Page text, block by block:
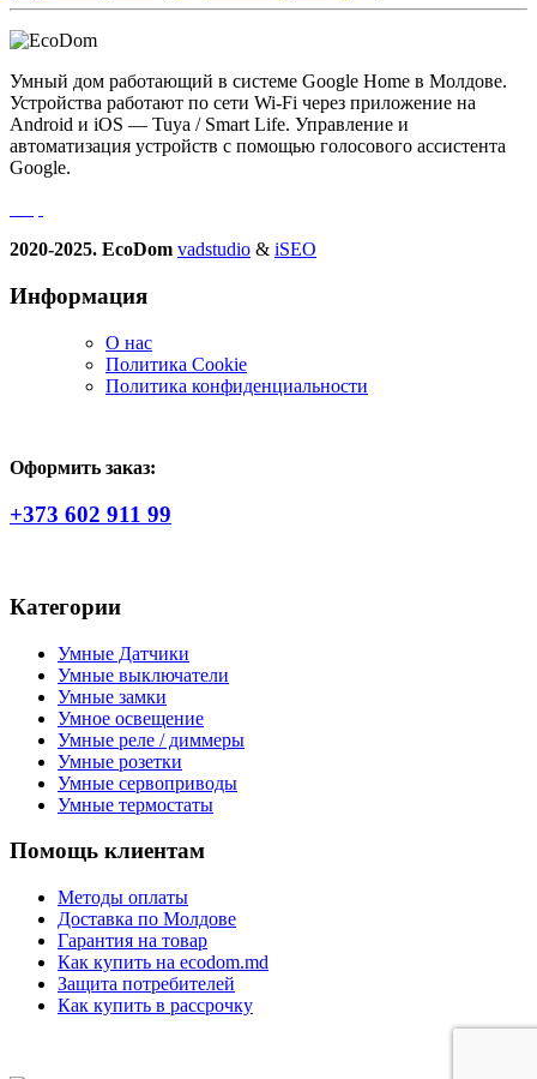
Умный дом работающий в системе Google Home в Молдове.
Устройства работают по сети Wi-Fi через приложение на
Android и iOS — Tuya / Smart Life. Управление и
автоматизация устройств с помощью голосового ассистента
Google.
2020-2025. EcoDom vadstudio & iSEO
Информация
О нас
Политика Сookie
Политика конфиденциальности
Оформить заказ:
+373 602 911 99
Категории
Умные Датчики
Умные выключатели
Умные замки
Умное освещение
Умные реле / диммеры
Умные розетки
Умные сервоприводы
Умные термостаты
Помощь клиентам
Методы оплаты
Доставка по Молдове
Гарантия на товар
Как купить на ecodom.md
Защита потребителей
Как купить в рассрочку